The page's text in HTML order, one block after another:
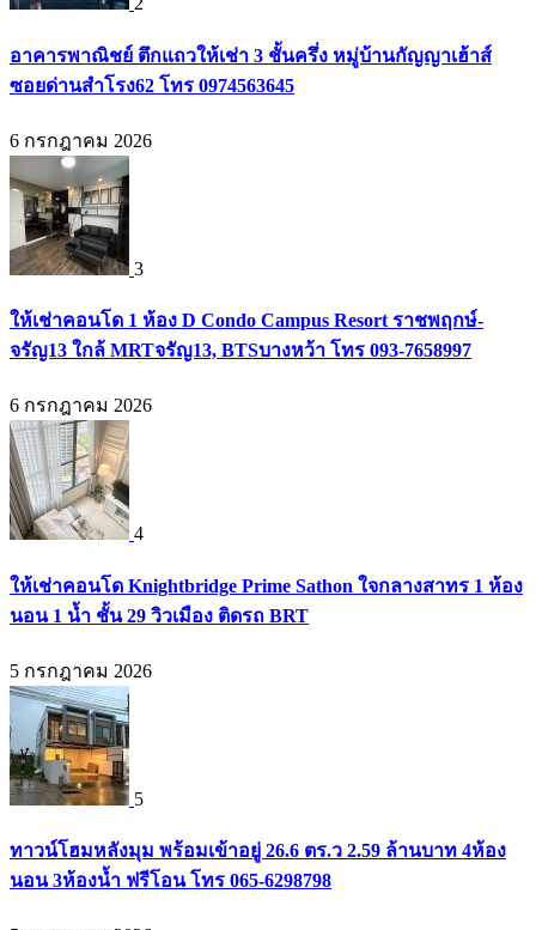
อาคารพาณิชย์ ตึกแถวให้เช่า 3 ชั้นครึ่ง หมู่บ้านกัญญาเฮ้าส์
ซอยด่านสำโรง62 โทร 0974563645
6 กรกฎาคม 2026
3
ให้เช่าคอนโด 1 ห้อง D Condo Campus Resort ราชพฤกษ์-
จรัญ13 ใกล้ MRTจรัญ13, BTSบางหว้า โทร 093-7658997
6 กรกฎาคม 2026
4
ให้เช่าคอนโด Knightbridge Prime Sathon ใจกลางสาทร 1 ห้อง
นอน 1 น้ำ ชั้น 29 วิวเมือง ติดรถ BRT
5 กรกฎาคม 2026
5
ทาวน์โฮมหลังมุม พร้อมเข้าอยู่ 26.6 ตร.ว 2.59 ล้านบาท 4ห้อง
นอน 3ห้องน้ำ ฟรีโอน โทร 065-6298798